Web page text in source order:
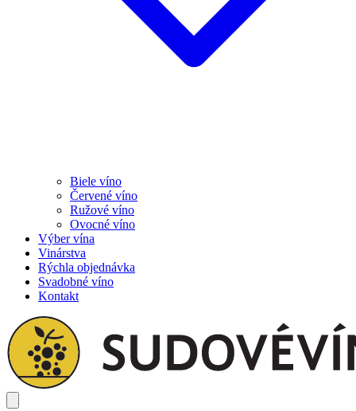
Biele víno
Červené víno
Ružové víno
Ovocné víno
Výber vína
Vinárstva
Rýchla objednávka
Svadobné víno
Kontakt